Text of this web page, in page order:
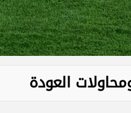
العودة